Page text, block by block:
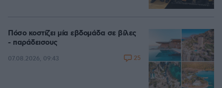
Πόσο κοστίζει μία εβδομάδα σε βίλες
- παράδεισους
07.08.2026, 09:43 25